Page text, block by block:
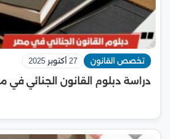
تخصص القانون 27 أكتوبر 2025
دراسة دبلوم القانون الجنائي في مصر